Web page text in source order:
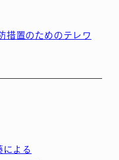
措置のためのテレワ
による